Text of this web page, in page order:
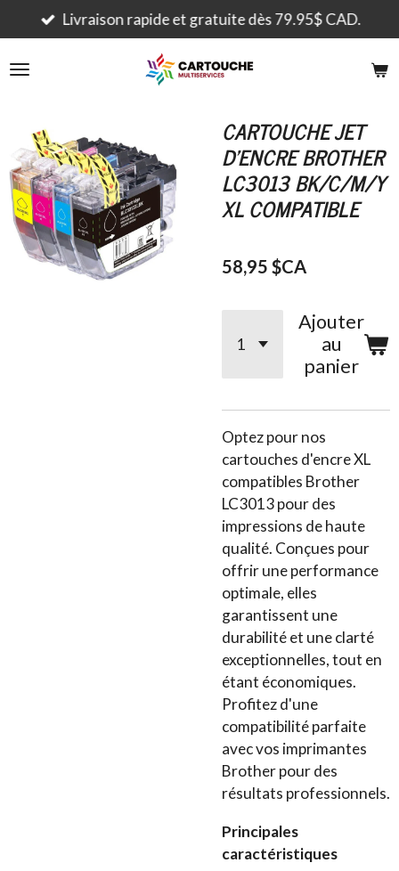
Passer
au
contenu
Livraison rapide et gratuite dès 79.95$ CAD.
CARTOUCHE JET
D'ENCRE BROTHER
LC3013 BK/C/M/Y
XL COMPATIBLE
58,95 $CA
Ajouter
au
panier
Optez pour nos
cartouches d'encre XL
compatibles Brother
LC3013 pour des
impressions de haute
qualité. Conçues pour
offrir une performance
optimale, elles
garantissent une
durabilité et une clarté
exceptionnelles, tout en
étant économiques.
Profitez d'une
compatibilité parfaite
avec vos imprimantes
Brother pour des
résultats professionnels.
Principales
caractéristiques